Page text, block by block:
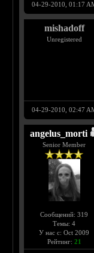
04-29-2010, 01:17
mishadoff
Unregistered
04-29-2010, 02:47
angelus_morti
Senior Member
Сообщений: 319
Темы: 4
У нас с: Oct 2009
Рейтинг: 21